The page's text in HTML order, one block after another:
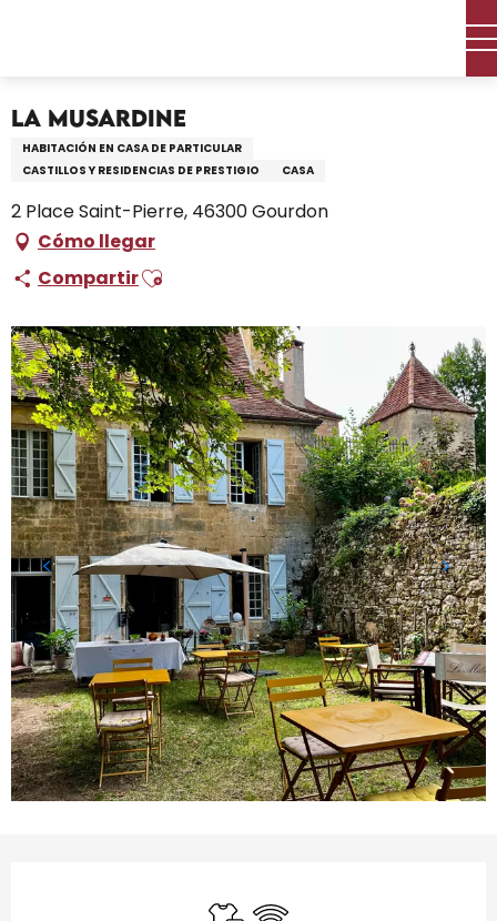
La Musardine
HABITACIÓN EN CASA DE PARTICULAR
CASTILLOS Y RESIDENCIAS DE PRESTIGIO
CASA
2 Place Saint-Pierre, 46300 Gourdon
Cómo llegar
CompartirAjouter aux favoris
Sábanas y ropa de cama
Wifi